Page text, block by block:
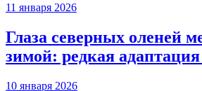
11 января 2026
Глаза северных оленей
зимой: редкая
10 января 2026